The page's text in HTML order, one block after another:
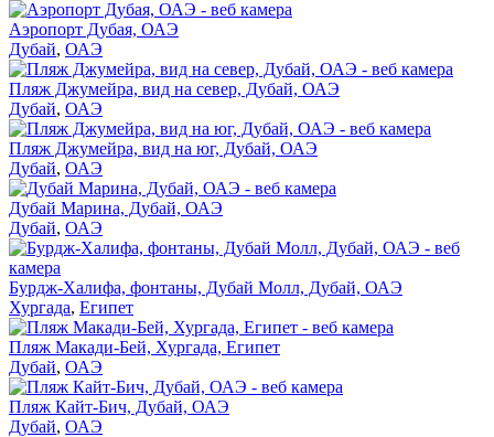
Аэропорт Дубая, ОАЭ
Дубай, ОАЭ
Пляж Джумейра, вид на север, Дубай, ОАЭ
Дубай, ОАЭ
Пляж Джумейра, вид на юг, Дубай, ОАЭ
Дубай, ОАЭ
Дубай Марина, Дубай, ОАЭ
Дубай, ОАЭ
Бурдж-Халифа, фонтаны, Дубай Молл, Дубай, ОАЭ
Хургада, Египет
Пляж Макади-Бей, Хургада, Египет
Дубай, ОАЭ
Пляж Кайт-Бич, Дубай, ОАЭ
Дубай, ОАЭ